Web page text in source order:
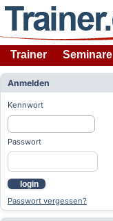
Trainer Seminare
Anmelden
Kennwort
Passwort
login
Passwort vergessen?